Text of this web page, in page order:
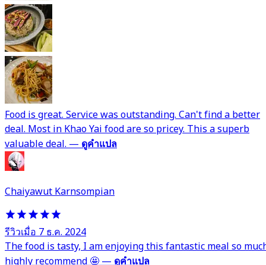
Food is great. Service was outstanding. Can't find a better
deal. Most in Khao Yai food are so pricey. This a superb
valuable deal.—ดูคำแปล
Chaiyawut Karnsompian
รีวิวเมื่อ 7 ธ.ค. 2024
The food is tasty, I am enjoying this fantastic meal so
highly recommend 🤩 — ดูคำแปล